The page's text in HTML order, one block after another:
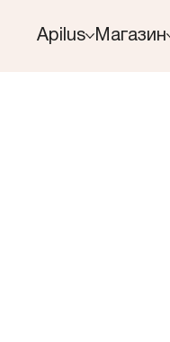
Apilus Магазин